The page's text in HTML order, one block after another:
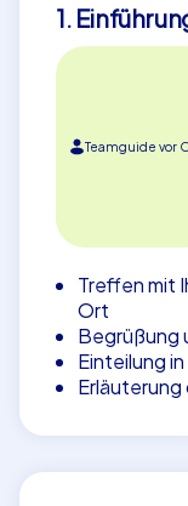
1.
Teamguide vor
Treffen mit
Ort
Begrüßung
Einteilung
Erläuterung